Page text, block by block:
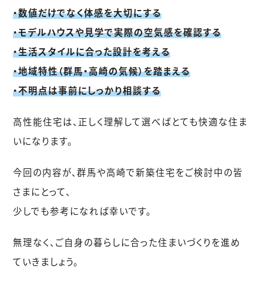
・数値だけでなく体感を大切にする
・モデルハウスや見学で実際の空気感を確認する
・生活スタイルに合った設計を考える
・地域特性（群馬・高崎の気候）を踏まえる
・不明点は事前にしっかり相談する
高性能住宅は、正しく理解して選べばとても快適な住ま
いになります。
今回の内容が、群馬や高崎で新築住宅をご検討中の皆
さまにとって、
少しでも参考になれば幸いです。
無理なく、ご自身の暮らしに合った住まいづくりを進め
ていきましょう。